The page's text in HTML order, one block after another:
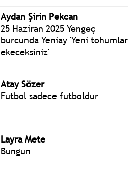
Aydan Şirin Pekcan
25 Haziran 2025 Yengeç
burcunda Yeniay 'Yeni tohumlar
ekeceksiniz'
Atay Sözer
Futbol sadece futboldur
Layra Mete
Bungun